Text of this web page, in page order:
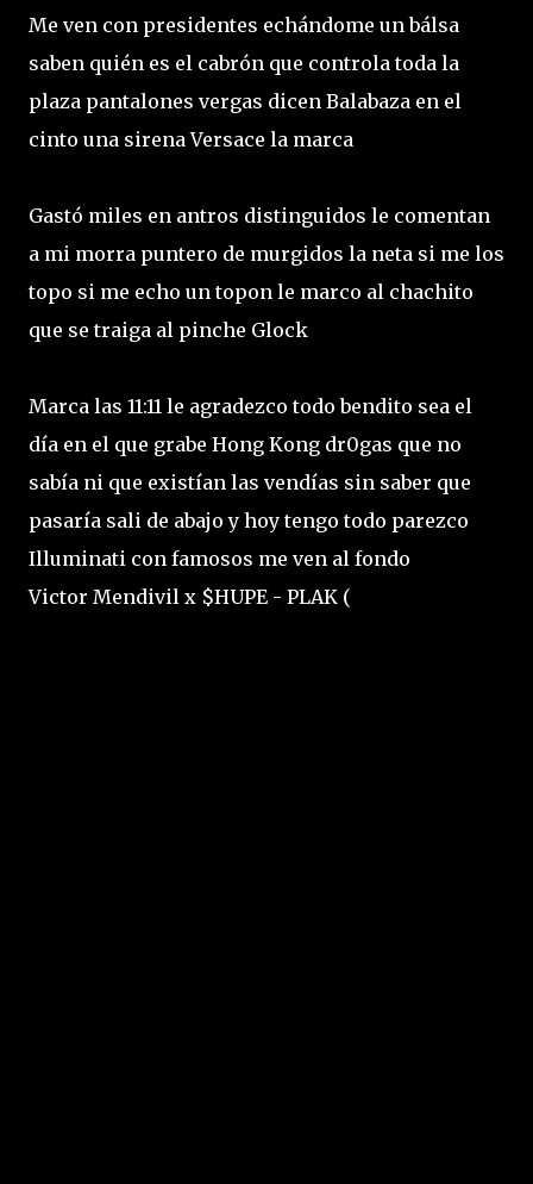
Me ven con presidentes echándome un bálsa
saben quién es el cabrón que controla toda la
plaza pantalones vergas dicen Balabaza en el
cinto una sirena Versace la marca
Gastó miles en antros distinguidos le comentan
a mi morra puntero de murgidos la neta si me los
topo si me echo un topon le marco al chachito
que se traiga al pinche Glock
Marca las 11:11 le agradezco todo bendito sea el
día en el que grabe Hong Kong dr0gas que no
sabía ni que existían las vendías sin saber que
pasaría sali de abajo y hoy tengo todo parezco
Illuminati con famosos me ven al fondo
Victor Mendivil x $HUPE - PLAK (